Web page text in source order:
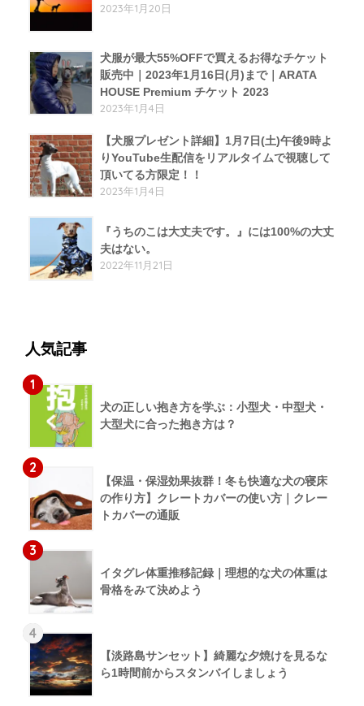
2023年1月20日
犬服が最大55%OFFで買えるお得なチケット
販売中｜2023年1月16日(月)まで｜ARATA
HOUSE Premium チケット 2023
2023年1月4日
【犬服プレゼント詳細】1月7日(土)午後9時よ
りYouTube生配信をリアルタイムで視聴して
頂いてる方限定！！
2023年1月4日
『うちのこは大丈夫です。』には100%の大丈
夫はない。
2022年11月21日
人気記事
1
犬の正しい抱き方を学ぶ：小型犬・中型犬・
大型犬に合った抱き方は？
2
【保温・保湿効果抜群！冬も快適な犬の寝床
の作り方】クレートカバーの使い方｜クレー
トカバーの通販
3
イタグレ体重推移記録｜理想的な犬の体重は
骨格をみて決めよう
4
【淡路島サンセット】綺麗な夕焼けを見るな
ら1時間前からスタンバイしましょう